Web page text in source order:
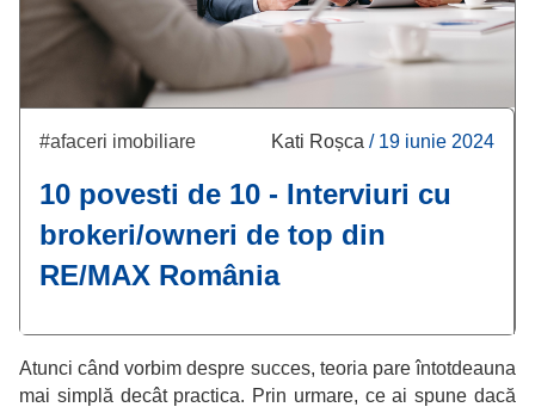
#afaceri imobiliare Kati Roșca / 19 iunie 2024
10 povesti de 10 - Interviuri cu
brokeri/owneri de top din
RE/MAX România
Atunci când vorbim despre succes, teoria pare întotdeauna
mai simplă decât practica. Prin urmare, ce ai spune dacă